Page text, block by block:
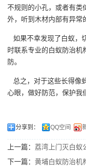
不规则的小孔，或者有类
外，听到木材内部有异常
如果不幸发现了白蚁，
时联系专业的白蚁防治
防。
总之，对于这些长得
心眼，做好防范，保护我
分享到： QQ空间
上一篇： 荔湾上门灭白蚁
下一篇： 黄埔白蚁防治机